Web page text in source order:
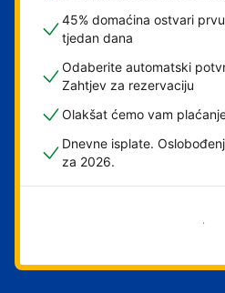
45% domaćina ostvari
tjedan dana
Odaberite automatski
Zahtjev za rezervaciju
Olakšat ćemo vam
Dnevne isplate.
za 2026.
Započni odmah